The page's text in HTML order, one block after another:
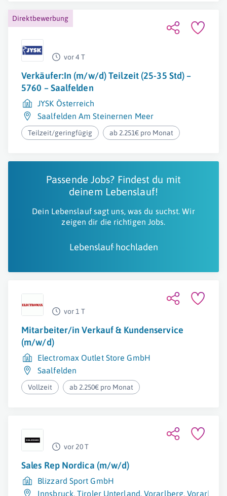
Direktbewerbung
vor 4 T
Verkäufer:In (m/w/d) Teilzeit (25-35 Std) –
5760 – Saalfelden
JYSK Österreich
Saalfelden Am Steinernen Meer
Teilzeit/geringfügig ab 2.251€ pro Monat
Passende Jobs? Findest du mit
deinem Lebenslauf!
Dein Lebenslauf sagt uns, was du suchst. Wir
zeigen dir die richtigen Jobs.
Lebenslauf hochladen
vor 1 T
Mitarbeiter/in Verkauf & Kundenservice
(m/w/d)
Electromax Outlet Store GmbH
Saalfelden
Vollzeit ab 2.250€ pro Monat
vor 20 T
Sales Rep Nordica (m/w/d)
Blizzard Sport GmbH
Innsbruck,Tiroler Unterland,Vorarlberg,